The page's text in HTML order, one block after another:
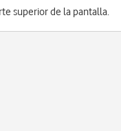
superior de la pantalla.